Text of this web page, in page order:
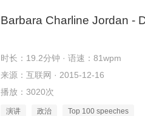
Barbara Charline Jordan -
时长：19.2分钟 · 语速：81wpm
来源：互联网 · 2015-12-16
播放：3020次
演讲 政治 Top 100 speeches